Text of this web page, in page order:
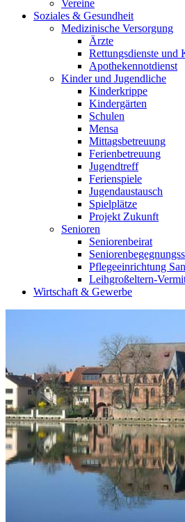
Vereine
Soziales & Gesundheit
Medizinische Versorgung
Ärzte
Rettungsdienste und
Apothekennotdienst
Kinder und Jugendliche
Kinderkrippe
Kindergärten
Schulen
Mensa
Mittagsbetreuung
Ferienbetreuung
Jugendtreff
Ferienspiele
Jugendaustausch
Spielplätze
Projekt Zukunft
Senioren
Seniorenbeirat
Pflegeeinrichtung
Leihgroßeltern-
Wirtschaft & Gewerbe